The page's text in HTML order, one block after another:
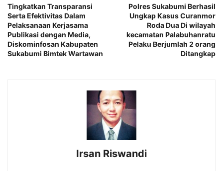
Tingkatkan Transparansi
Serta Efektivitas Dalam
Pelaksanaan Kerjasama
Publikasi dengan Media,
Diskominfosan Kabupaten
Sukabumi Bimtek Wartawan
Polres Sukabumi Berhasil
Ungkap Kasus Curanmor
Roda Dua Di wilayah
kecamatan Palabuhanratu
Pelaku Berjumlah 2 orang
Ditangkap
Irsan Riswandi